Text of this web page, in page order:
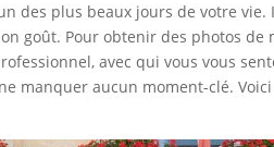
des plus beaux jours de votre
goût. Pour obtenir des photos
avec qui vous vous
manquer aucun moment-clé.